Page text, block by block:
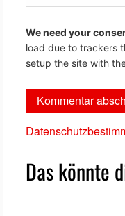
We need your
load due to trackers
setup the site with
Das könnte